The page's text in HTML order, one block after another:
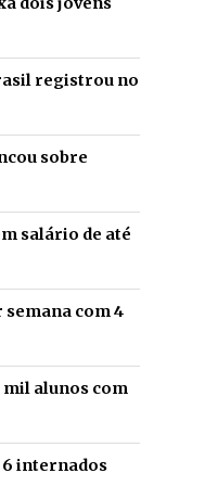
registrou no
sobre
salário de até
com 4
alunos com
6 internados